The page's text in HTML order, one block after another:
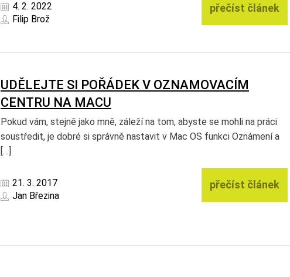
4. 2. 2022
Filip Brož
přečíst článek
UDĚLEJTE SI POŘÁDEK V OZNAMOVACÍM
CENTRU NA MACU
Pokud vám, stejně jako mně, záleží na tom, abyste se mohli na práci
soustředit, je dobré si správně nastavit v Mac OS funkci Oznámení a
[…]
21. 3. 2017
Jan Březina
přečíst článek